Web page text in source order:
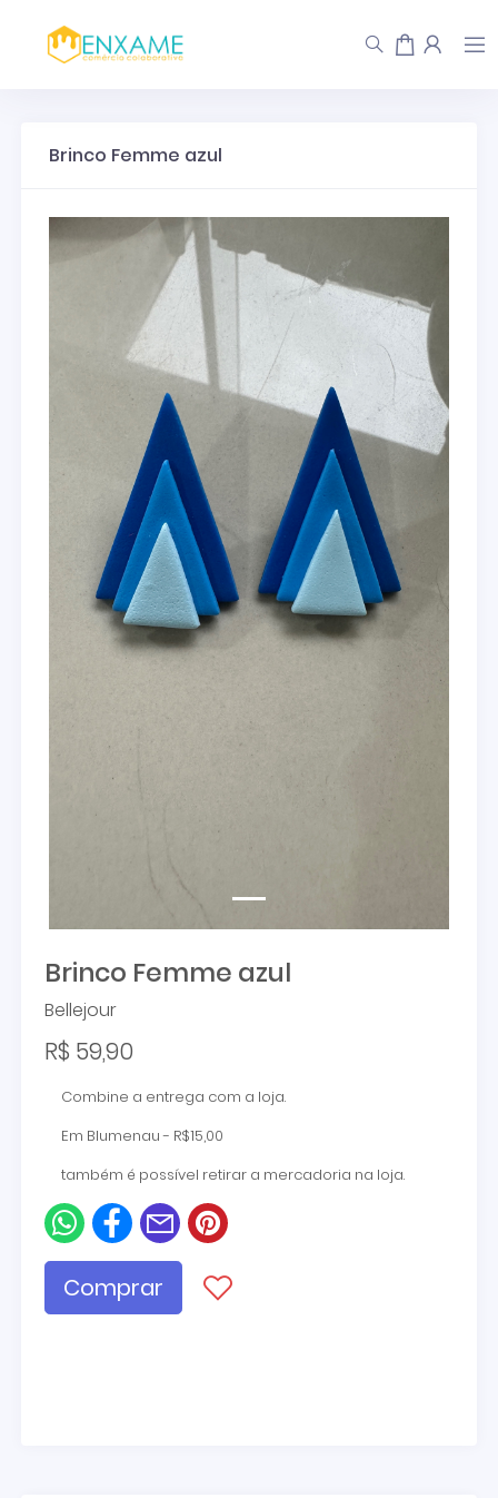
Brinco Femme azul
Brinco Femme azul
Bellejour
R$ 59,90
Combine a entrega com a loja.
Em Blumenau - R$15,00
também é possível retirar a mercadoria na loja.
Comprar